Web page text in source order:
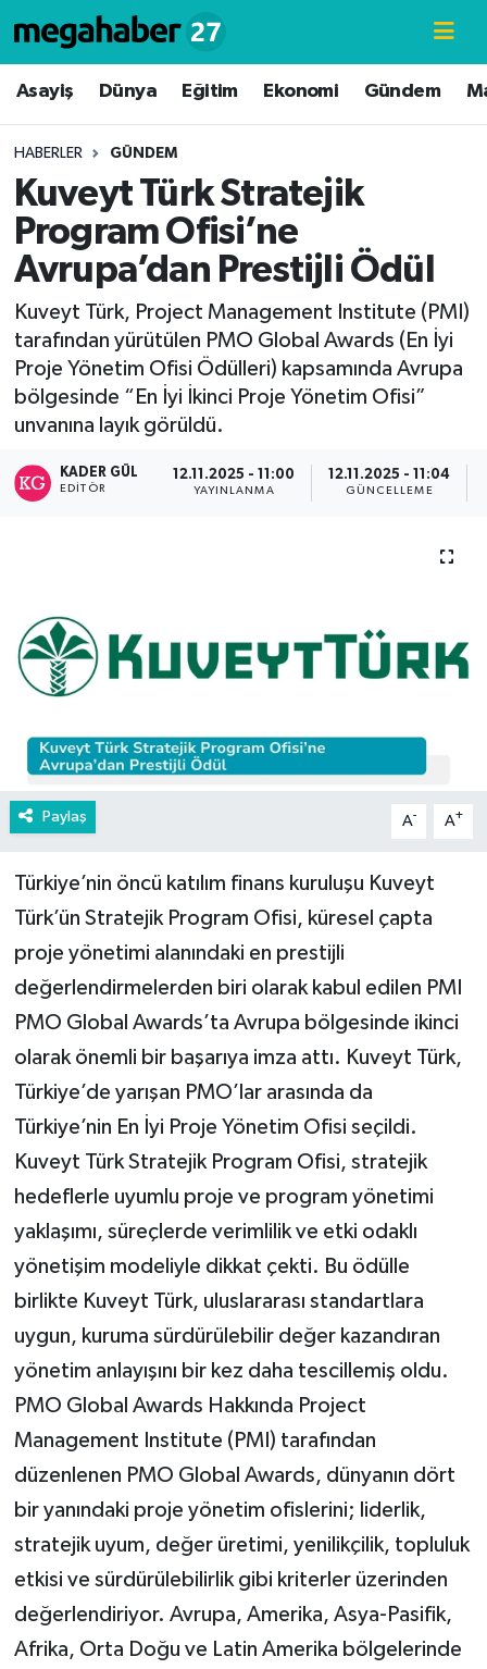
Asayiş Dünya Eğitim Ekonomi Gündem
HABERLER GÜNDEM
Kuveyt Türk Stratejik
Program Ofisi’ne
Avrupa’dan Prestijli Ödül
Kuveyt Türk, Project Management Institute (PMI)
tarafından yürütülen PMO Global Awards (En İyi
Proje Yönetim Ofisi Ödülleri) kapsamında Avrupa
bölgesinde “En İyi İkinci Proje Yönetim Ofisi”
unvanına layık görüldü.
KADER GÜL
EDITÖR
12.11.2025 - 11:00
YAYINLANMA
12.11.2025 - 11:04
GÜNCELLEME
Paylaş A- A+
Türkiye’nin öncü katılım finans kuruluşu Kuveyt
Türk’ün Stratejik Program Ofisi, küresel çapta
proje yönetimi alanındaki en prestijli
değerlendirmelerden biri olarak kabul edilen PMI
PMO Global Awards’ta Avrupa bölgesinde ikinci
olarak önemli bir başarıya imza attı. Kuveyt Türk,
Türkiye’de yarışan PMO’lar arasında da
Türkiye’nin En İyi Proje Yönetim Ofisi seçildi.
Kuveyt Türk Stratejik Program Ofisi, stratejik
hedeflerle uyumlu proje ve program yönetimi
yaklaşımı, süreçlerde verimlilik ve etki odaklı
yönetişim modeliyle dikkat çekti. Bu ödülle
birlikte Kuveyt Türk, uluslararası standartlara
uygun, kuruma sürdürülebilir değer kazandıran
yönetim anlayışını bir kez daha tescillemiş oldu.
PMO Global Awards Hakkında Project
Management Institute (PMI) tarafından
düzenlenen PMO Global Awards, dünyanın dört
bir yanındaki proje yönetim ofislerini; liderlik,
stratejik uyum, değer üretimi, yenilikçilik, topluluk
etkisi ve sürdürülebilirlik gibi kriterler üzerinden
değerlendiriyor. Avrupa, Amerika, Asya-Pasifik,
Afrika, Orta Doğu ve Latin Amerika bölgelerinde
Hava Durumu
Süper Lig Puan Durumu ve Fikstür
Tüm Manşetler
Son Dakika Haberleri
Haber Arşivi